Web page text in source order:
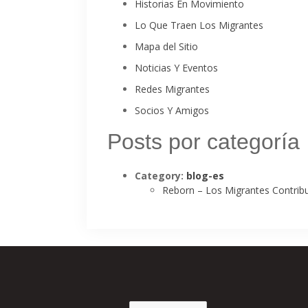
Historias En Movimiento
Lo Que Traen Los Migrantes
Mapa del Sitio
Noticias Y Eventos
Redes Migrantes
Socios Y Amigos
Posts por categoría
Category: blog-es
Reborn – Los Migrantes